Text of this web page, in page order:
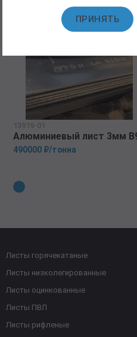
13919-01
Алюминиевый лист 3мм
490000 ₽/тонна
Листы горячекатаные
Листы низколегированные
Листы оцинкованные
Листы ПВЛ
Листы рифленые
ПРИНЯТЬ